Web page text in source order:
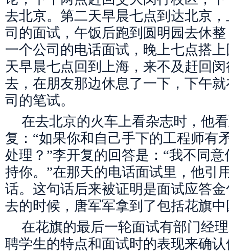
去北京。第二天早晨七点到达北京
司的面试，午饭后跑到圆明园去休
一个公司的电话面试，晚上七点搭
天早晨七点回到上海，来不及赶回
去，在朋友那边休息了一下，下午
司的笔试。
在去北京的火车上看杂志时，他
复：“如果你和自己手下的工程师有
处理？”李开复的回答是：“我不同
持你。”在那天的电话面试里，他引
话。这句话后来被证明是面试应答
去的时候，唐军军拿到了包括花旗
在花旗的最后一轮面试有部门经
聘学生的特点和面试时的表现来确